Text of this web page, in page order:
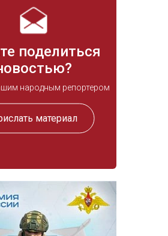
поделиться
народным репортером
материал